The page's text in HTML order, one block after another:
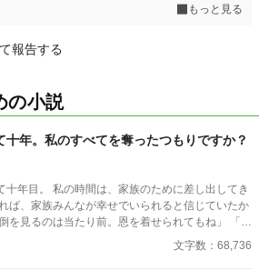
もっと見る
報告する
の小説
十年。私のすべてを奪ったつもりですか？
十年目。 私の時間は、家族のために差し出してき
ば、家族みんなが幸せでいられると信じていたか
、要領が悪いせい」 どれだけ家族に尽く
われない。 気がつけば、私は結婚適齢期を大幅に
文字数：68,736